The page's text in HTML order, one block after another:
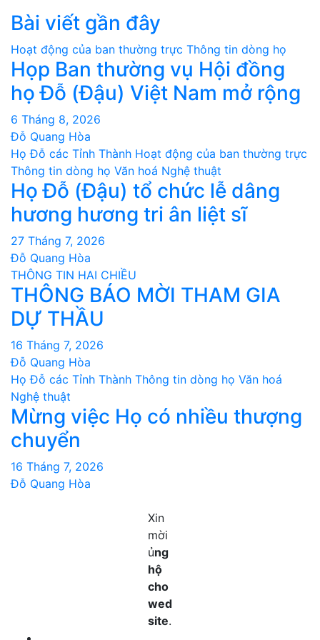
Bài viết gần đây
Hoạt động của ban thường trực Thông tin dòng họ
Họp Ban thường vụ Hội đồng
họ Đỗ (Đậu) Việt Nam mở rộng
6 Tháng 8, 2026
Đỗ Quang Hòa
Họ Đỗ các Tỉnh Thành Hoạt động của ban thường trực
Thông tin dòng họ Văn hoá Nghệ thuật
Họ Đỗ (Đậu) tổ chức lễ dâng
hương hương tri ân liệt sĩ
27 Tháng 7, 2026
Đỗ Quang Hòa
THÔNG TIN HAI CHIỀU
THÔNG BÁO MỜI THAM GIA
DỰ THẦU
16 Tháng 7, 2026
Đỗ Quang Hòa
Họ Đỗ các Tỉnh Thành Thông tin dòng họ Văn hoá
Nghệ thuật
Mừng việc Họ có nhiều thượng
chuyển
16 Tháng 7, 2026
Đỗ Quang Hòa
Xin
mời
ủng
hộ
cho
wed
site.